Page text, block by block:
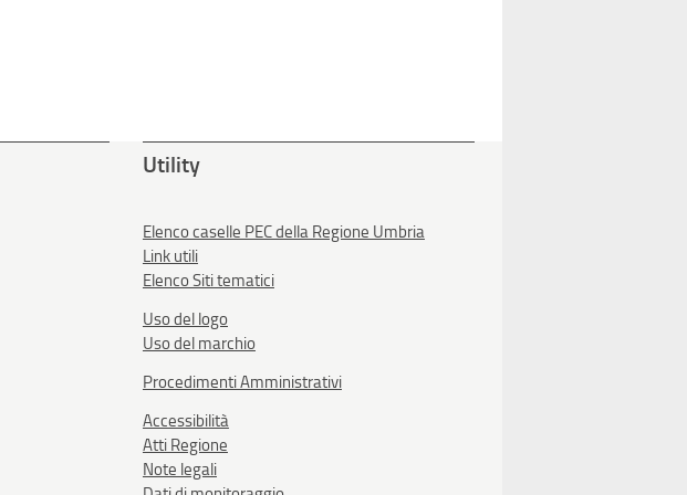
Utility
Elenco caselle PEC della Regione Umbria
Link utili
Elenco Siti tematici
Uso del logo
Uso del marchio
Procedimenti Amministrativi
Accessibilità
Atti Regione
Note legali